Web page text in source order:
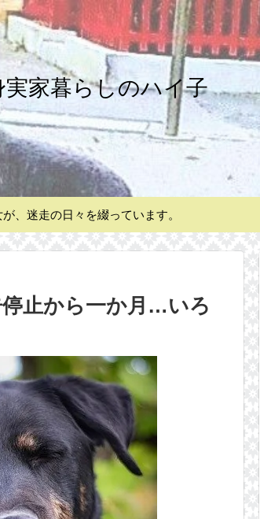
実家暮らしのハイ子
、迷走の日々を綴っています。
止から一か月…いろ